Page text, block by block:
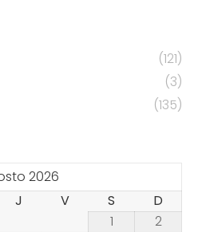
(121)
(3)
(135)
2026
J V S
D
1
2